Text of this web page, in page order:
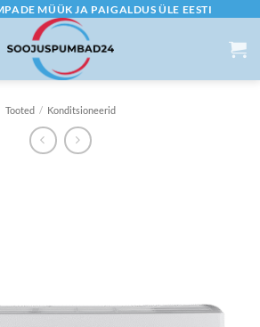
MÜÜK JA PAIGALDUS ÜLE EESTI
Tooted / Konditsioneerid